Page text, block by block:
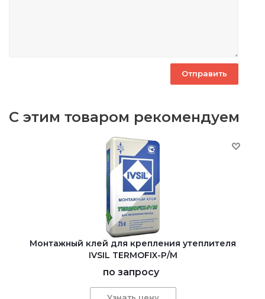
С этим товаром рекомендуем
Монтажный клей для крепления утеплителя
IVSIL TERMOFIX-Р/М
по запросу
Узнать цену